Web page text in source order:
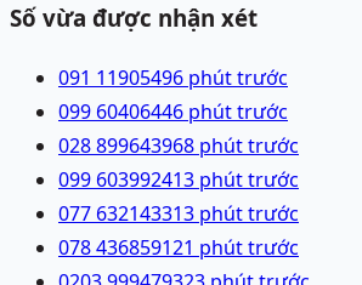
Số vừa được nhận xét
091 11905496 phút trước
099 60406446 phút trước
028 899643968 phút trước
099 603992413 phút trước
077 632143313 phút trước
078 436859121 phút trước